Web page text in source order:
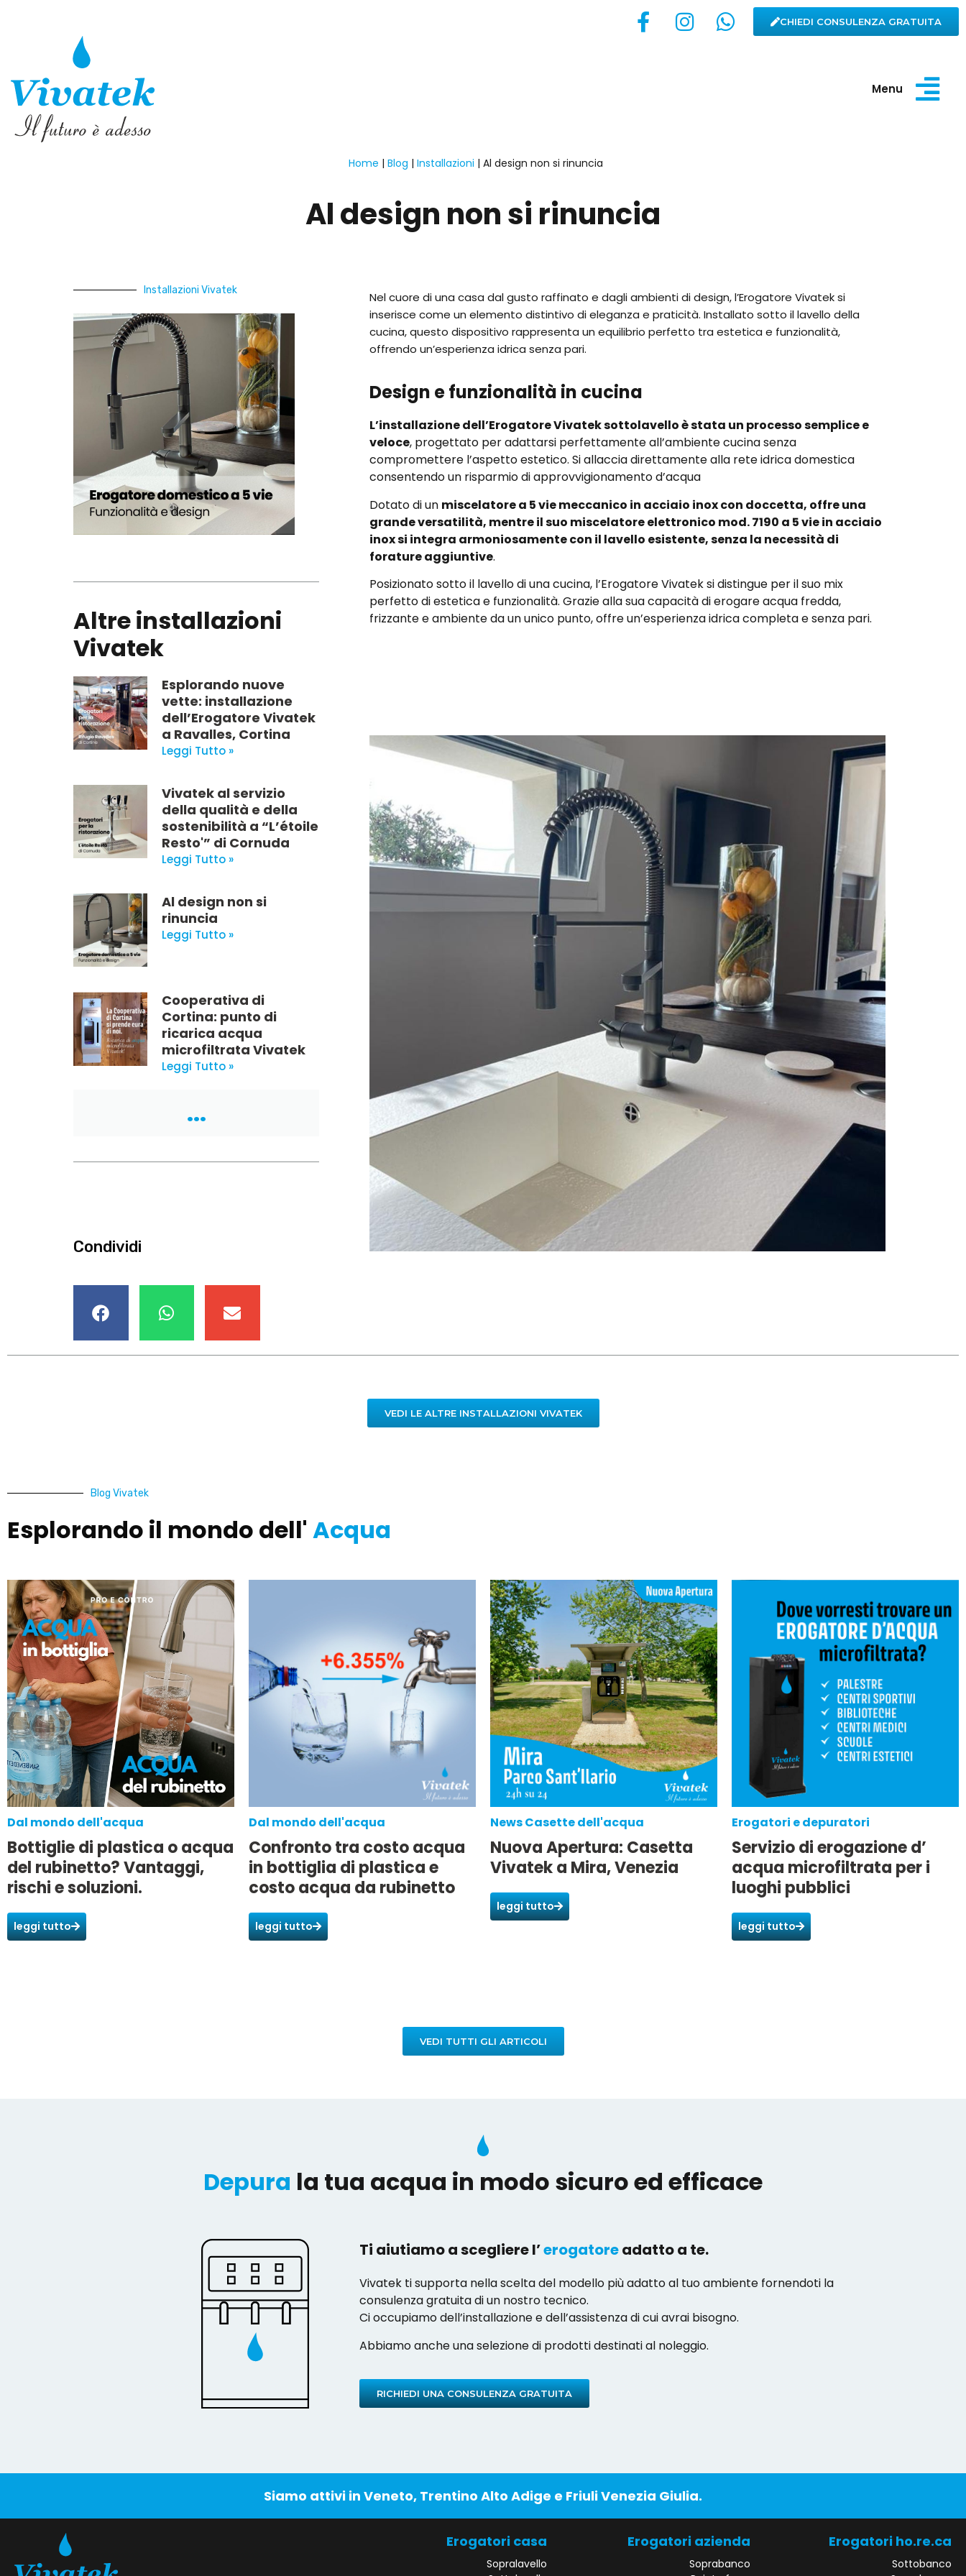
CHIEDI CONSULENZA GRATUITA
Menu
Home | Blog | Installazioni | Al design non si rinuncia
Al design non si rinuncia
Installazioni Vivatek
Altre installazioni
Vivatek
Esplorando nuove
vette: installazione
dell’Erogatore Vivatek
a Ravalles, Cortina
Leggi Tutto »
Vivatek al servizio
della qualità e della
sostenibilità a “L’étoile
Resto'” di Cornuda
Leggi Tutto »
Al design non si
rinuncia
Leggi Tutto »
Cooperativa di
Cortina: punto di
ricarica acqua
microfiltrata Vivatek
Leggi Tutto »
...
Condividi
Nel cuore di una casa dal gusto raffinato e dagli ambienti di design, l’Erogatore Vivatek si
inserisce come un elemento distintivo di eleganza e praticità. Installato sotto il lavello della
cucina, questo dispositivo rappresenta un equilibrio perfetto tra estetica e funzionalità,
offrendo un’esperienza idrica senza pari.
Design e funzionalità in cucina
L’installazione dell’Erogatore Vivatek sottolavello è stata un processo semplice e
veloce, progettato per adattarsi perfettamente all’ambiente cucina senza
compromettere l’aspetto estetico. Si allaccia direttamente alla rete idrica domestica
consentendo un risparmio di approvvigionamento d’acqua
Dotato di un miscelatore a 5 vie meccanico in acciaio inox con doccetta, offre una
grande versatilità, mentre il suo miscelatore elettronico mod. 7190 a 5 vie in acciaio
inox si integra armoniosamente con il lavello esistente, senza la necessità di
forature aggiuntive.
Posizionato sotto il lavello di una cucina, l’Erogatore Vivatek si distingue per il suo mix
perfetto di estetica e funzionalità. Grazie alla sua capacità di erogare acqua fredda,
frizzante e ambiente da un unico punto, offre un’esperienza idrica completa e senza pari.
VEDI LE ALTRE INSTALLAZIONI VIVATEK
Blog Vivatek
Esplorando il mondo dell' Acqua
Dal mondo dell'acqua
Bottiglie di plastica o acqua
del rubinetto? Vantaggi,
rischi e soluzioni.
leggi tutto
Dal mondo dell'acqua
Confronto tra costo acqua
in bottiglia di plastica e
costo acqua da rubinetto
leggi tutto
News Casette dell'acqua
Nuova Apertura: Casetta
Vivatek a Mira, Venezia
leggi tutto
Erogatori e depuratori
Servizio di erogazione d’
acqua microfiltrata per i
luoghi pubblici
leggi tutto
VEDI TUTTI GLI ARTICOLI
Depura la tua acqua in modo sicuro ed efficace
Ti aiutiamo a scegliere l’erogatoreadatto a te.
Vivatek ti supporta nella scelta del modello più adatto al tuo ambiente fornendoti la
consulenza gratuita di un nostro tecnico.
Ci occupiamo dell’installazione e dell’assistenza di cui avrai bisogno.
Abbiamo anche una selezione di prodotti destinati al noleggio.
RICHIEDI UNA CONSULENZA GRATUITA
Siamo attivi in Veneto, Trentino Alto Adige e Friuli Venezia Giulia.
Erogatori casa
Sopralavello
Erogatori azienda
Soprabanco
Erogatori ho.re.ca
Sottobanco